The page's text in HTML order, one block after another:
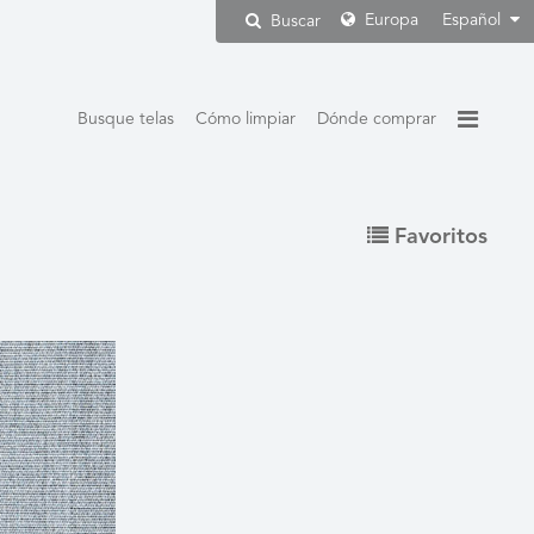
Buscar Europa Español
Busque telas Cómo limpiar Dónde comprar
Favoritos